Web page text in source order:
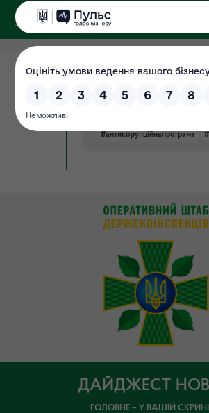
ДЕРЖЕКОІНСПЕКЦІЯ
02.09.2021
Документ
Антикорупційної
#антикорупційнапрограма
ДАЙДЖЕСТ
ГОЛОВНЕ – У ВАШІЙ